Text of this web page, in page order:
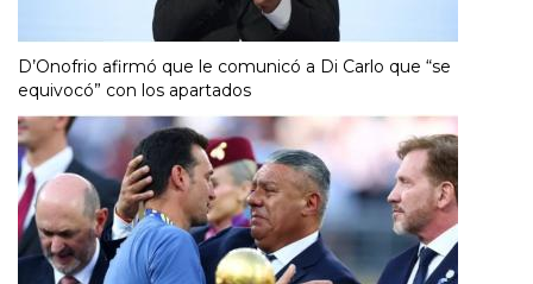
D’Onofrio afirmó que le comunicó a Di Carlo que “se
equivocó” con los apartados